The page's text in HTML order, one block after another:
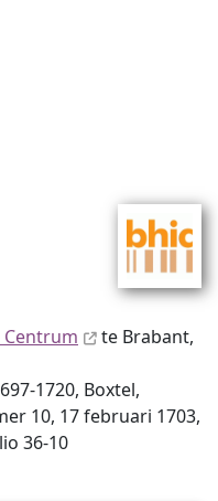
te Brabant,
1720, Boxtel,
10, 17 februari 1703,
36-10